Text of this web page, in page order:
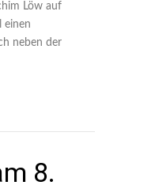
Löw auf
einen
neben der
8.